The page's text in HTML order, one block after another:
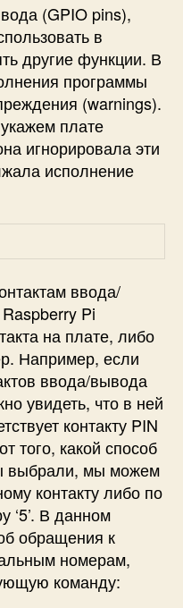
(GPIO pins),
в
другие функции. В
программы
(warnings).
плате
игнорировала эти
исполнение
ввода/
Pi
на плате, либо
Например, если
ввода/вывода
увидеть, что в ней
контакту PIN
того, какой способ
выбрали, мы можем
контакту либо по
‘5’. В данном
обращения к
номерам,
команду: